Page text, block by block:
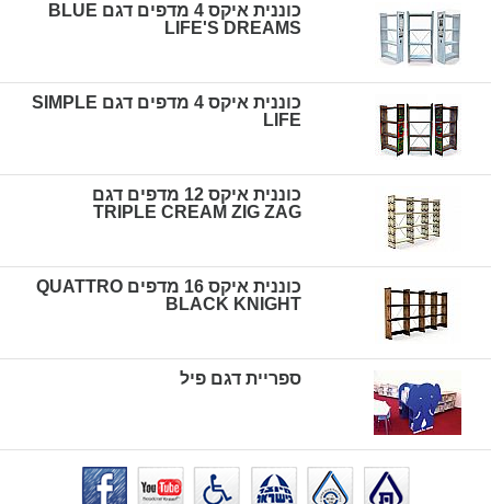
כוננית איקס 4 מדפים דגם BLUE
LIFE'S DREAMS
כוננית איקס 4 מדפים דגם SIMPLE
LIFE
כוננית איקס 12 מדפים דגם
TRIPLE CREAM ZIG ZAG
כוננית איקס 16 מדפים QUATTRO
BLACK KNIGHT
ספריית דגם פיל